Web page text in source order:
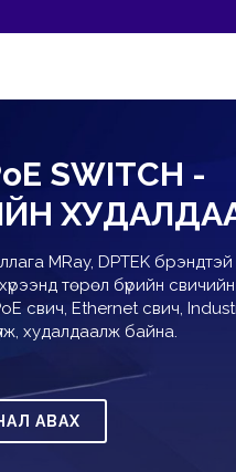
SWITCH -
MRay, DPTEK
төрөл бүрийн свичийн
свич, Ethernet свич,
худалдаалж байна.
АВАХ